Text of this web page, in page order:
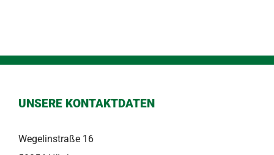
UNSERE KONTAKTDATEN
Wegelinstraße 16